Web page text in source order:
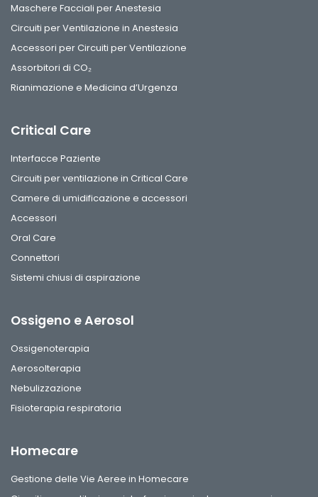
Maschere Facciali per Anestesia
Circuiti per Ventilazione in Anestesia
Accessori per Circuiti per Ventilazione
Assorbitori di CO₂
Rianimazione e Medicina d’Urgenza
Critical Care
Interfacce Paziente
Circuiti per ventilazione in Critical Care
Camere di umidificazione e accessori
Accessori
Oral Care
Connettori
Sistemi chiusi di aspirazione
Ossigeno e Aerosol
Ossigenoterapia
Aerosolterapia
Nebulizzazione
Fisioterapia respiratoria
Homecare
Gestione delle Vie Aeree in Homecare